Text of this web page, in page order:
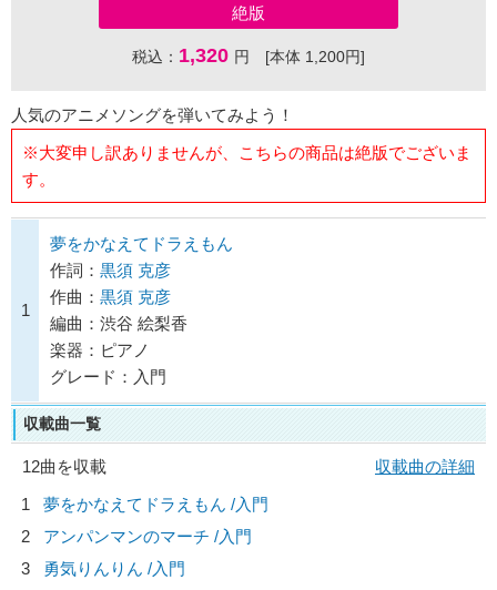
絶版
税込： 1,320 円 [本体 1,200円]
人気のアニメソングを弾いてみよう！
※大変申し訳ありませんが、こちらの商品は絶版でございま
す。
1
夢をかなえてドラえもん
作詞： 黒須 克彦
作曲： 黒須 克彦
編曲：渋谷 絵梨香
楽器：ピアノ
グレード：入門
収載曲一覧
12曲を収載
収載曲の詳細
1
夢をかなえてドラえもん /入門
2
アンパンマンのマーチ /入門
3
勇気りんりん /入門